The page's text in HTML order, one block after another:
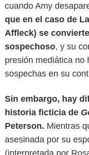
cuando Amy
que en el caso de
Affleck) se
sospechoso, y su
presión mediática no
sospechas en su
Sin embargo, hay
historia ficticia de
Peterson. Mientras
asesinada por su
(interpretada por